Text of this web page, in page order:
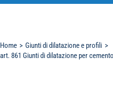
Home
Giunti di dilatazione e profili
art. 861 Giunti di dilatazione per